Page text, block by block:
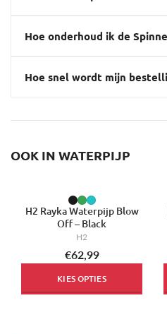
Hoe onderhoud ik de
Hoe snel wordt mijn
OOK IN WATERPIJP
H2 Rayka Waterpijp Blow
Off – Black
H2
€62,99
KIES OPTIES